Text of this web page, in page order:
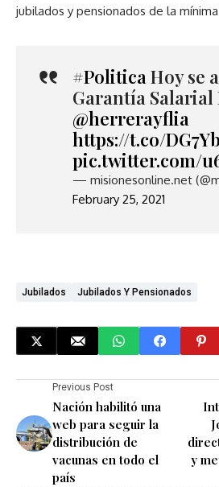
jubilados y pensionados de la
#PoliticaHoy se
Garantía Salarial
@herrerayflia
https://t.co/
pic.twitter.com/
— misionesonline.net
February 25, 2021
Jubilados Jubilados Y Pensionados
Previous Post
Nación habilitó una
web para seguir la
distribución de
vacunas en todo el
país
y